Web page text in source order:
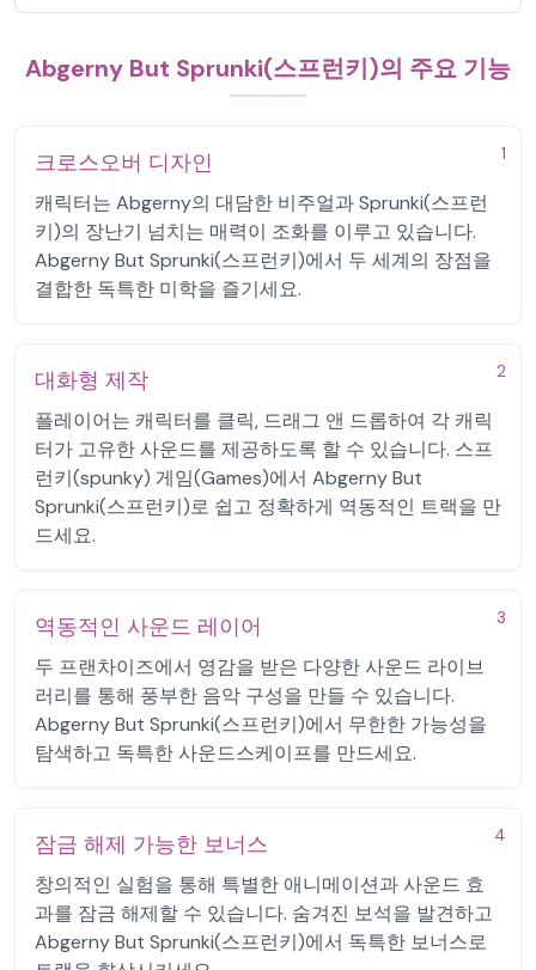
Abgerny But Sprunki(스프런키)의 주요 기능
1
크로스오버 디자인
캐릭터는 Abgerny의 대담한 비주얼과 Sprunki(스프런
키)의 장난기 넘치는 매력이 조화를 이루고 있습니다.
Abgerny But Sprunki(스프런키)에서 두 세계의 장점을
결합한 독특한 미학을 즐기세요.
2
대화형 제작
플레이어는 캐릭터를 클릭, 드래그 앤 드롭하여 각 캐릭
터가 고유한 사운드를 제공하도록 할 수 있습니다. 스프
런키(spunky) 게임(Games)에서 Abgerny But
Sprunki(스프런키)로 쉽고 정확하게 역동적인 트랙을 만
드세요.
3
역동적인 사운드 레이어
두 프랜차이즈에서 영감을 받은 다양한 사운드 라이브
러리를 통해 풍부한 음악 구성을 만들 수 있습니다.
Abgerny But Sprunki(스프런키)에서 무한한 가능성을
탐색하고 독특한 사운드스케이프를 만드세요.
4
잠금 해제 가능한 보너스
창의적인 실험을 통해 특별한 애니메이션과 사운드 효
과를 잠금 해제할 수 있습니다. 숨겨진 보석을 발견하고
Abgerny But Sprunki(스프런키)에서 독특한 보너스로